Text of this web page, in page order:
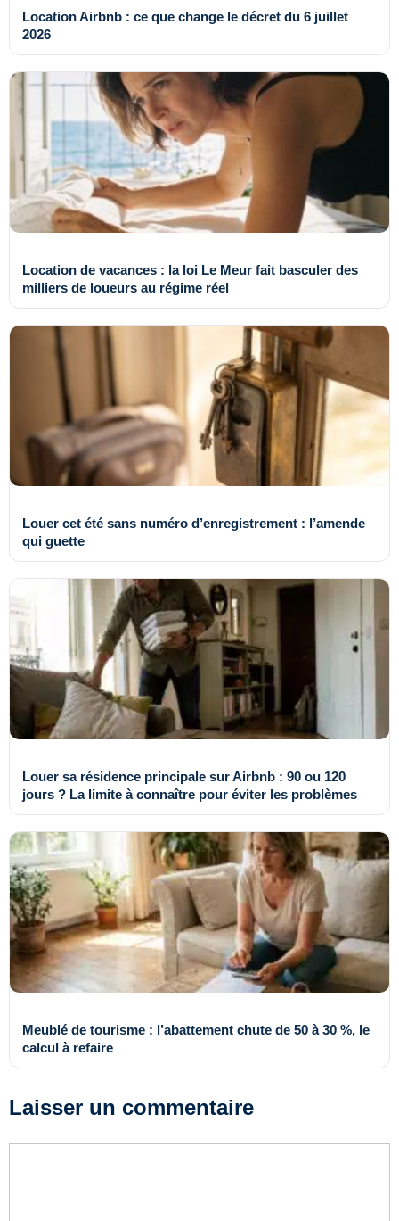
Location Airbnb : ce que change le décret du 6 juillet
2026
Location de vacances : la loi Le Meur fait basculer des
milliers de loueurs au régime réel
Louer cet été sans numéro d’enregistrement : l’amende
qui guette
Louer sa résidence principale sur Airbnb : 90 ou 120
jours ? La limite à connaître pour éviter les problèmes
Meublé de tourisme : l’abattement chute de 50 à 30 %, le
calcul à refaire
Laisser un commentaire